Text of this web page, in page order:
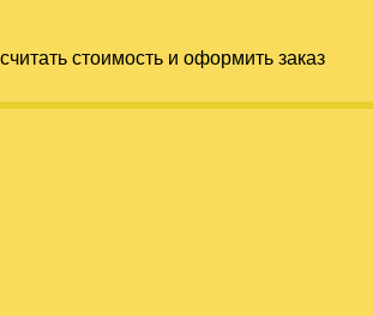
стоимость и оформить заказ